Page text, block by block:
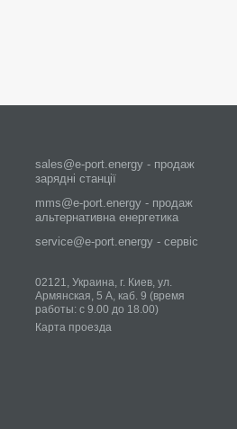
sales@e-port.energy - продаж
зарядні станції
mms@e-port.energy - продаж
альтернативна енергетика
service@e-port.energy - сервіс
02121, Украина, г. Киев, ул.
Армянская, 5 А, каб. 9 (время
работы: с 9.00 до 18.00)
Карта проезда